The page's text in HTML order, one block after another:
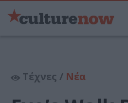
Τέχνες / Νέα